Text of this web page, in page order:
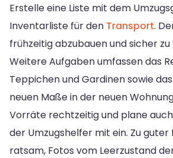
Erstelle eine Liste mit dem
Inventarliste für den Transport.
frühzeitig abzubauen und sicher
Weitere Aufgaben umfassen das
Teppichen und Gardinen sowie
neuen Maße in der neuen
Vorräte rechtzeitig und plane
der Umzugshelfer mit ein. Zu guter
ratsam, Fotos vom Leerzustand